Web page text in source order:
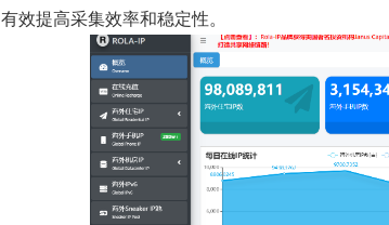
有效提高采集效率和稳定性。